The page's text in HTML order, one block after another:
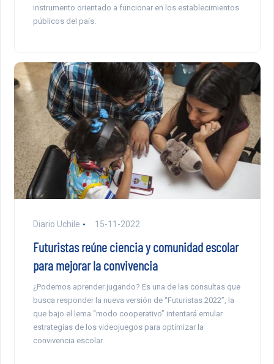
instrumento orientado a funcionar en los establecimientos
públicos del país.
Diario Uchile 15-11-2022
Futuristas reúne ciencia y comunidad escolar
para mejorar la convivencia
¿Podemos aprender jugando? Es una de las consultas que
busca responder la nueva versión de “Futuristas 2022”, la
que bajo el lema “modo cooperativo” intentará emular
estrategias de los videojuegos para optimizar la
convivencia escolar.